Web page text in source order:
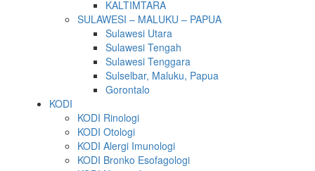
KALTIMTARA
SULAWESI – MALUKU – PAPUA
Sulawesi Utara
Sulawesi Tengah
Sulawesi Tenggara
Sulselbar, Maluku, Papua
Gorontalo
KODI
KODI Rinologi
KODI Otologi
KODI Alergi Imunologi
KODI Bronko Esofagologi